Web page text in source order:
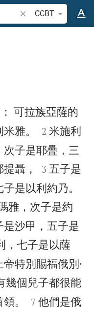
搜索圣经经文或单词
CCBT
可拉族亞薩的
雅。


2 米施利
子是耶疊，三
聶，


3 五子是
是以利約乃。
雅，次子是約
沙甲，五子是
，七子是以薩
特別賜福俄別·
幾個兒子都很能
。


7 他們是俄